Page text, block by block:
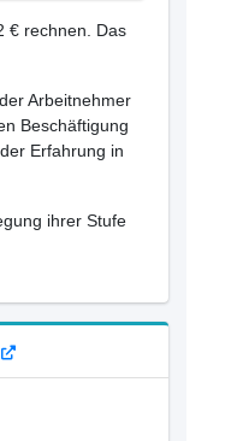
€ rechnen. Das
Arbeitnehmer
Beschäftigung
Erfahrung in
ihrer Stufe